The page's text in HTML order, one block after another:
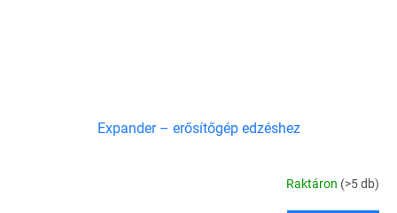
Expander – erősítőgép edzéshez
Raktáron (>5 db)